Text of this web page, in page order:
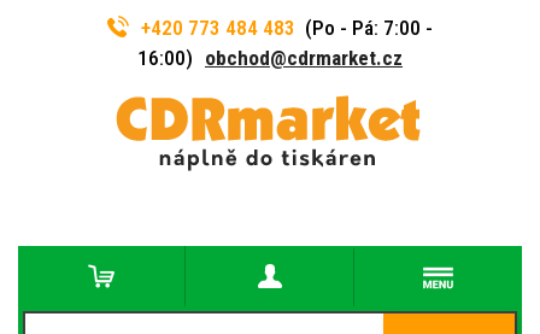
+420 773 484 483 (Po - Pá: 7:00 -
16:00) obchod@cdrmarket.cz